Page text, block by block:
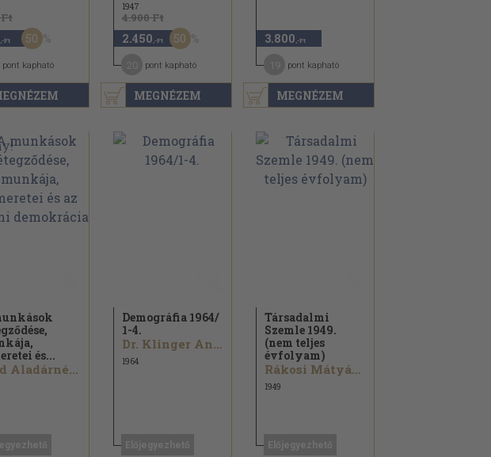
,-Ft 50
pont kapható
MEGNÉZEM
1947
4.900 Ft
2.450 ,-Ft 50
pont kapható
MEGNÉZEM
3.800 ,-Ft
pont kapható
és...
Aladárné...
Demográfia 1964/
1-4.
Dr. Klinger András...
1964
Társadalmi
Szemle 1949.
(nem teljes
évfolyam)
Rákosi Mátyás...
1949